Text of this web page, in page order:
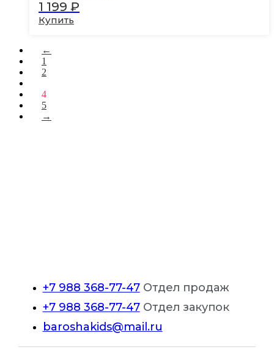
странице
товара.
1 199 ₽
Купить
имеет
несколько
вариаций.
можно
выбрать
на
←
1
2
4
5
→
+7 988 368-77-47Отдел продаж
+7 988 368-77-47Отдел закупок
baroshakids@mail.ru